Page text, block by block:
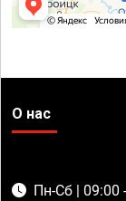
О нас
Пн-Сб | 09:00